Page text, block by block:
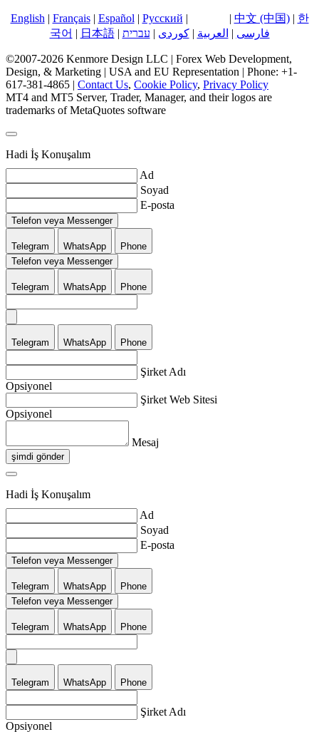
English | Français| Español | Русский | | 中文 (中国)| 한
국어 | 日本語| עברית | کوردی| العربية | فارسی
©2007-2026 Kenmore Design LLC | Forex Web Development,
Design, & Marketing | USA and EU Representation | Phone: +1-
617-381-4865 | Contact Us, Cookie Policy, Privacy Policy
MT4 and MT5 Server, Trader, Manager, and their logos are
trademarks of MetaQuotes software
Hadi İş Konuşalım
Ad
Soyad
E-posta
Telefon veya Messenger
Telegram WhatsApp
Phone
Telefon veya Messenger
Telegram WhatsApp Phone
Telegram WhatsApp Phone
Şirket Adı
Opsiyonel
Şirket Web Sitesi
Opsiyonel
Mesaj
şimdi gönder
Hadi İş Konuşalım
Ad
Soyad
E-posta
Telefon veya Messenger
Telegram WhatsApp
Phone
Telefon veya Messenger
Telegram WhatsApp Phone
Telegram WhatsApp Phone
Şirket Adı
Opsiyonel